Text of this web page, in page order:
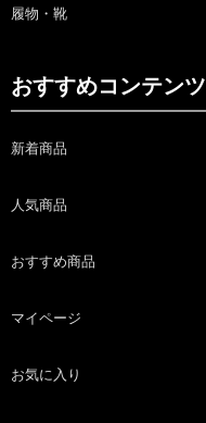
履物・靴
おすすめコンテンツ
新着商品
人気商品
おすすめ商品
マイページ
お気に入り